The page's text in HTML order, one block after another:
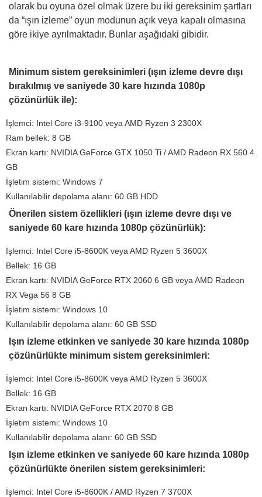
olarak bu oyuna özel olmak üzere bu iki gereksinim şartları
da “ışın izleme” oyun modunun açık veya kapalı olmasına
göre ikiye ayrılmaktadır. Bunlar aşağıdaki gibidir.
Minimum sistem gereksinimleri (ışın izleme devre dışı
bırakılmış ve saniyede 30 kare hızında 1080p
çözünürlük ile):
İşlemci: Intel Core i3-9100 veya AMD Ryzen 3 2300X
Ram bellek: 8 GB
Ekran kartı: NVIDIA GeForce GTX 1050 Ti / AMD Radeon RX 560 4
GB
İşletim sistemi: Windows 7
Kullanılabilir depolama alanı: 60 GB HDD
Önerilen sistem özellikleri (ışın izleme devre dışı ve
saniyede 60 kare hızında 1080p çözünürlük):
İşlemci: Intel Core i5-8600K veya AMD Ryzen 5 3600X
Bellek: 16 GB
Ekran kartı: NVIDIA GeForce RTX 2060 6 GB veya AMD Radeon
RX Vega 56 8 GB
İşletim sistemi: Windows 10
Kullanılabilir depolama alanı: 60 GB SSD
Işın izleme etkinken ve saniyede 30 kare hızında 1080p
çözünürlükte minimum sistem gereksinimleri:
İşlemci: Intel Core i5-8600K veya AMD Ryzen 5 3600X
Bellek: 16 GB
Ekran kartı: NVIDIA GeForce RTX 2070 8 GB
İşletim sistemi: Windows 10
Kullanılabilir depolama alanı: 60 GB SSD
Işın izleme etkinken ve saniyede 60 kare hızında 1080p
çözünürlükte önerilen sistem gereksinimleri:
İşlemci: Intel Core i5-8600K / AMD Ryzen 7 3700X